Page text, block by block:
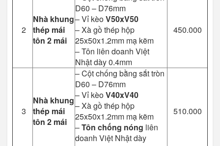
2
Nhà khung
thép mái
tôn 2 mái
D60 – D76mm
– Vỉ kèoV50xV50
– Xà gồ thép hộp
25x50x1.2mm mạ kẽm
– Tôn liên doanh Việt
Nhật dày 0.4mm
450.000
3
Nhà khung
thép mái
tôn 2 mái
– Cột chống bằng sắt tròn
D60 – D76mm
– Vỉ kèoV40xV40
– Xà gồ thép hộp
25x50x1.2mm mạ kẽm
–Tôn chống nóng liên
doanh Việt Nhật dày
510.000